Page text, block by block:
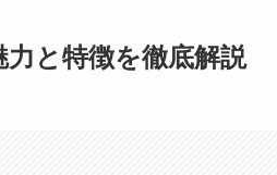
と特徴を徹底解説